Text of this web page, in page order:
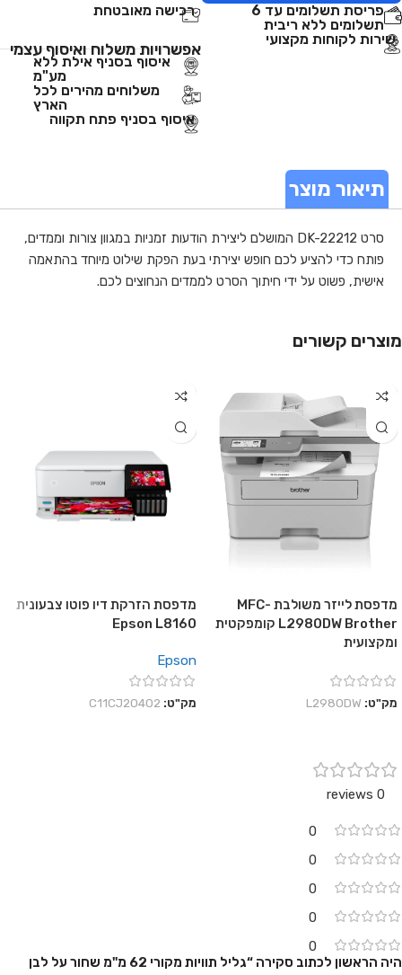
פריסת תשלומים עד 6
תשלומים ללא ריבית
רכישה מאובטחת
שירות לקוחות מקצועי
אפשרויות משלוח ואיסוף עצמי
איסוף בסניף אילת ללא
מע"מ
משלוחים מהירים לכל
הארץ
איסוף בסניף פתח תקווה
תיאור מוצר
סרט DK-22212 המושלם ליצירת הודעות זמניות במגוון צורות וממדים,
פותח כדי להציע לכם חופש יצירתי בעת הפקת שילוט מיוחד בהתאמה
אישית, פשוט על ידי חיתוך הסרט לממדים הנחוצים לכם.
מוצרים קשורים
מדפסת לייזר משולבת MFC-
L2980DW Brother קומפקטית
ומקצועית
מק"ט: L2980DW
מדפסת הזרקת דיו פוטו צבעונית
Epson L8160
Epson
מק"ט: C11CJ20402
0 reviews
0
0
0
0
0
היה הראשון לכתוב סקירה “גליל תוויות מקורי 62 מ"מ שחור על לבן